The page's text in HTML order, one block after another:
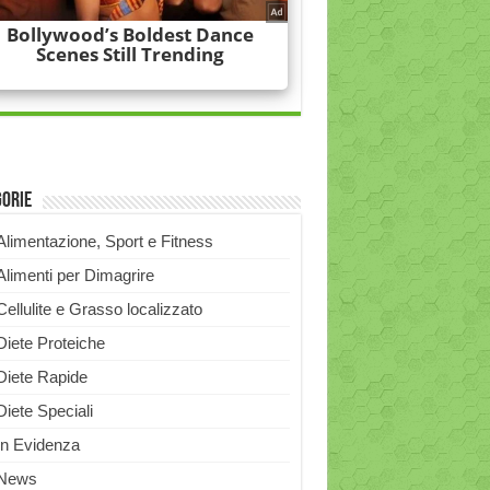
Sport e Fitness
per Dimagrire
e Grasso localizzato
Proteiche
Rapide
Speciali
Evidenza